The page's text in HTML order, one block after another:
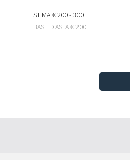
STIMA€ 200 - 300
BASE D'ASTA€ 200